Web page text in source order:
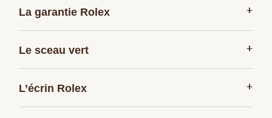
La garantie Rolex +
Le sceau vert +
L’écrin Rolex +